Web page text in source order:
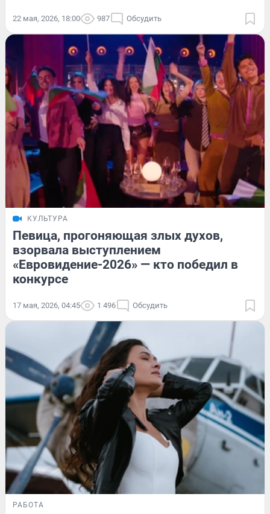
22 мая, 2026, 18:00 987 Обсудить
КУЛЬТУРА
Певица, прогоняющая злых духов,
взорвала выступлением
«Евровидение-2026» — кто победил в
конкурсе
17 мая, 2026, 04:45 1 496 Обсудить
РАБОТА